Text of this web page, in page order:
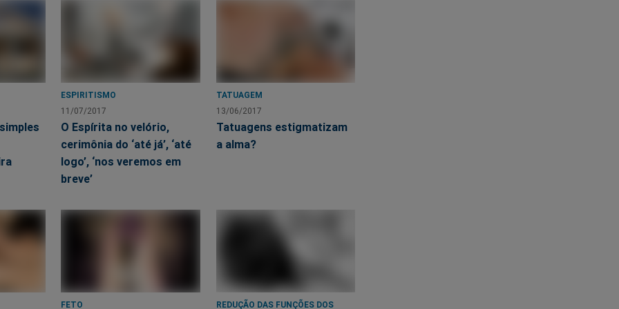
ESPIRITISMO
11/07/2017
O Espírita no velório,
cerimônia do ‘até já’, ‘até
logo’, ‘nos veremos em
breve’
TATUAGEM
13/06/2017
Tatuagens estigmatizam
a alma?
FETO REDUÇÃO DAS FUNÇÕES DOS